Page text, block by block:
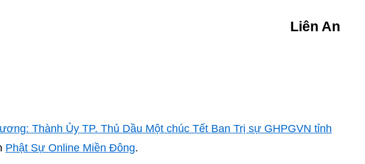
Liên An
Thành Ủy TP. Thủ Dầu Một chúc Tết Ban Trị sự GHPGVN tỉnh
Phật Sự Online Miền Đông.